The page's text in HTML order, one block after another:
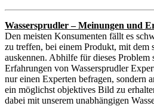
Wassersprudler – Meinungen und
Den meisten Konsumenten fällt es
zu treffen, bei einem Produkt, mit dem
auskennen. Abhilfe für dieses
Erfahrungen von Wassersprudler
nur einen Experten befragen, sondern
ein möglichst objektives Bild zu
dabei mit unserem unabhängigen